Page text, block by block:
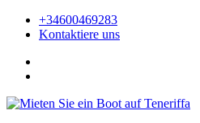
+34600469283
Kontaktiere uns